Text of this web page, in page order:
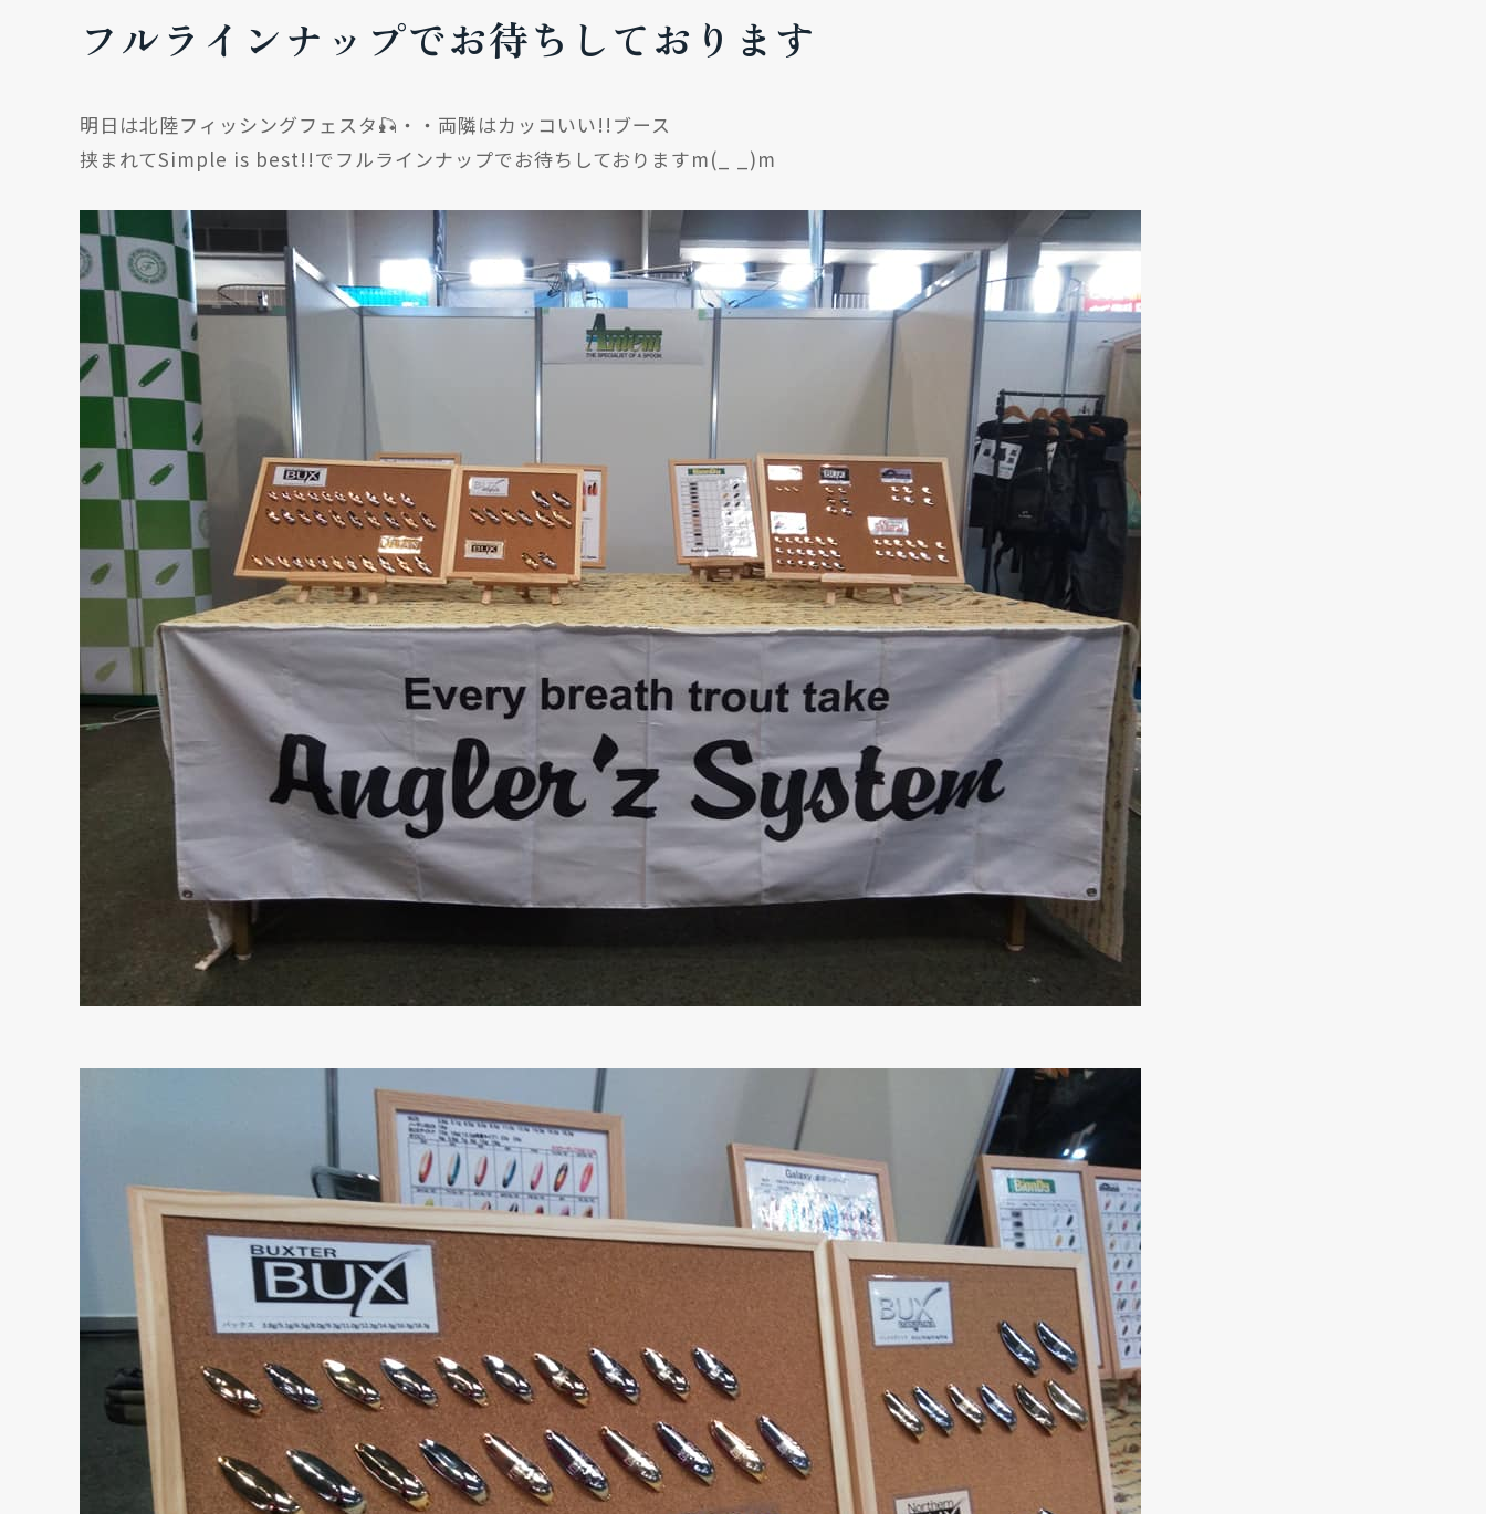
フルラインナップでお待ちしております
明日は北陸フィッシングフェスタ🎣・・両隣はカッコいい!!ブース
挟まれてSimple is best!!でフルラインナップでお待ちしておりますm(_ _)m